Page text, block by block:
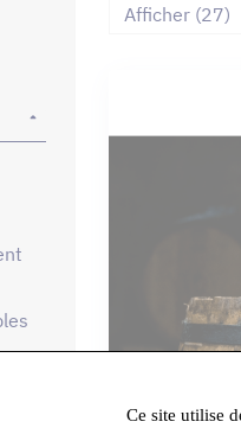
Afficher (27)
Ce site utilise